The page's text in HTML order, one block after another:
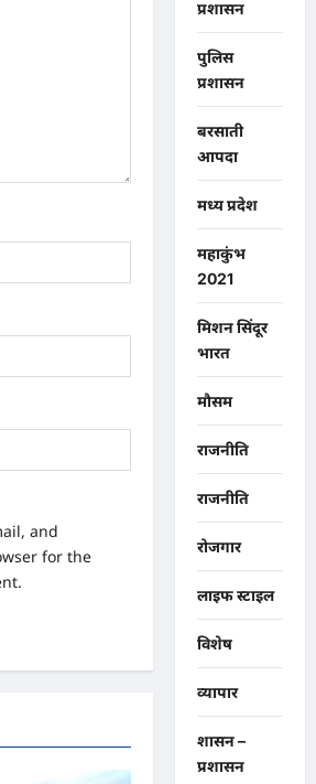
and
for the
प्रशासन
पुलिस
प्रशासन
बरसाती
आपदा
मध्य प्रदेश
महाकुंभ
2021
मिशन सिंदूर
भारत
मौसम
राजनीति
राजनीति
रोजगार
लाइफ स्टाइल
विशेष
व्यापार
शासन –
प्रशासन